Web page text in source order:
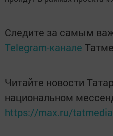
Следите за самым
Telegram-канале
Читайте новости
национальном
https://max.ru/tatmedia